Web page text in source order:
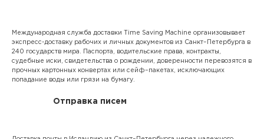
Международная служба доставки Time Saving Machine организовывает
экспресс-доставку рабочих и личных документов из Санкт–Петербурга в
240 государств мира. Паспорта, водительские права, контракты,
судебные иски, свидетельства о рождении, доверенности перевозятся в
прочных картонных конвертах или сейф–пакетах, исключающих
попадание воды или грязи на бумагу.
Отправка писем